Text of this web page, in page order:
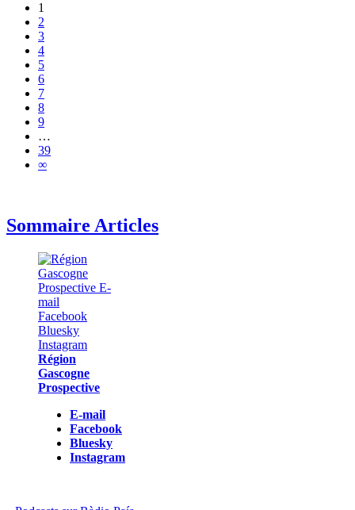
1
2
3
4
5
6
7
8
9
…
39
∞
Sommaire Articles
Région
Gascogne
Prospective
E-mail
Facebook
Bluesky
Instagram